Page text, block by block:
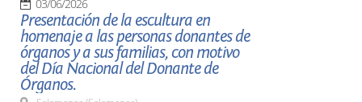
03/06/2026
Presentación de la escultura en
homenaje a las personas donantes de
órganos y a sus familias, con motivo
del Día Nacional del Donante de
Órganos.